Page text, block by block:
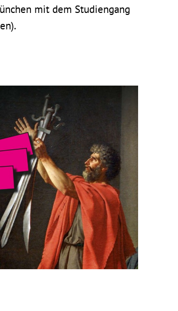
mit dem Studiengang